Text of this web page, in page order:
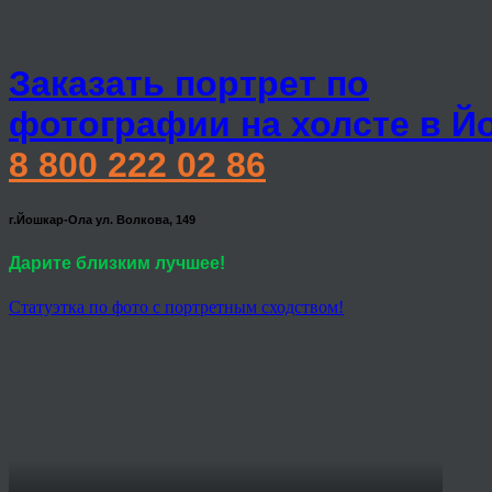
Заказать портрет по
фотографии на холсте в
8 800 222 02 86
г.Йошкар-Ола ул. Волкова, 149
Дарите близким лучшее!
Статуэтка по фото с портретным сходством!